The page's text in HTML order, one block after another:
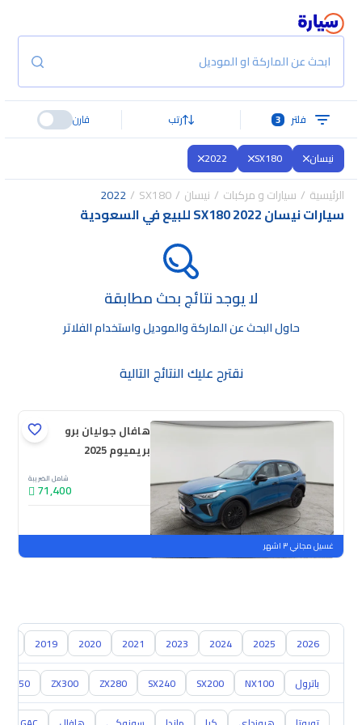
ابحث عن الماركة او الموديل
فلتر 3 رتب قارن
نيسان SX180
2022
الرئيسية سيارات و مركبات نيسان SX180
2022
سيارات نيسان SX180 2022 للبيع في السعودية
لا يوجد نتائج بحث مطابقة
حاول البحث عن الماركة والموديل واستخدام الفلاتر
نقترح عليك النتائج التالية
هافال جوليان برو
بريميوم 2025
شامل الضريبة
71,400
جديدة
ملوحة
غسيل مجاني ٣ اشهر
2026
2025
2024
2023
2021
2020
2019
باترول NX100
SX200
SX240
ZX280
ZX300
Z350